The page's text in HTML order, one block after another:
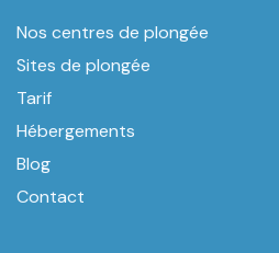
Nos centres de plongée
Sites de plongée
Tarif
Hébergements
Blog
Contact